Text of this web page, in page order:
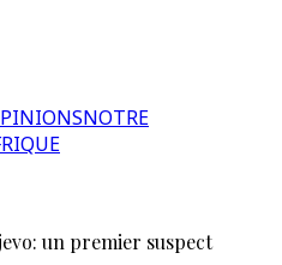
NOTRE
un premier suspect